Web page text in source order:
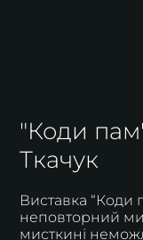
"Коди
Ткачук
Виставка “Коди
неповторний
мисткині